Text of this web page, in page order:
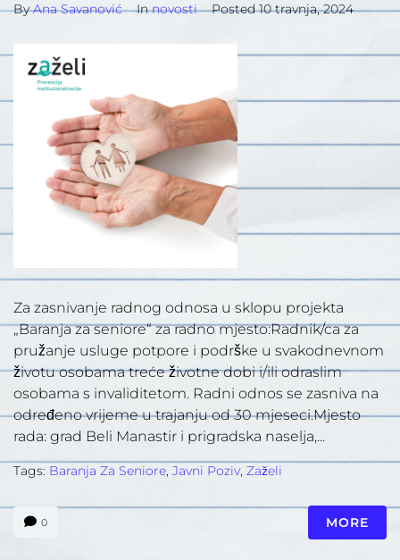
ByAna Savanović Innovosti Posted10 travnja, 2024
Za zasnivanje radnog odnosa u sklopu projekta
„Baranja za seniore“ za radno mjesto:Radnik/ca za
pružanje usluge potpore i podrške u svakodnevnom
životu osobama treće životne dobi i/ili odraslim
osobama s invaliditetom. Radni odnos se zasniva na
određeno vrijeme u trajanju od 30 mjeseci.Mjesto
rada: grad Beli Manastir i prigradska naselja,...
Tags: Baranja Za Seniore, Javni Poziv, Zaželi
0 MORE